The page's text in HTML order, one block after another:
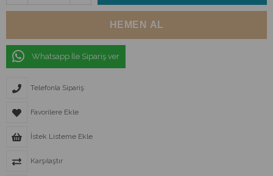
Whatsapp İle Sipariş ver
Telefonla Sipariş
Favorilere Ekle
İstek Listeme Ekle
Karşılaştır